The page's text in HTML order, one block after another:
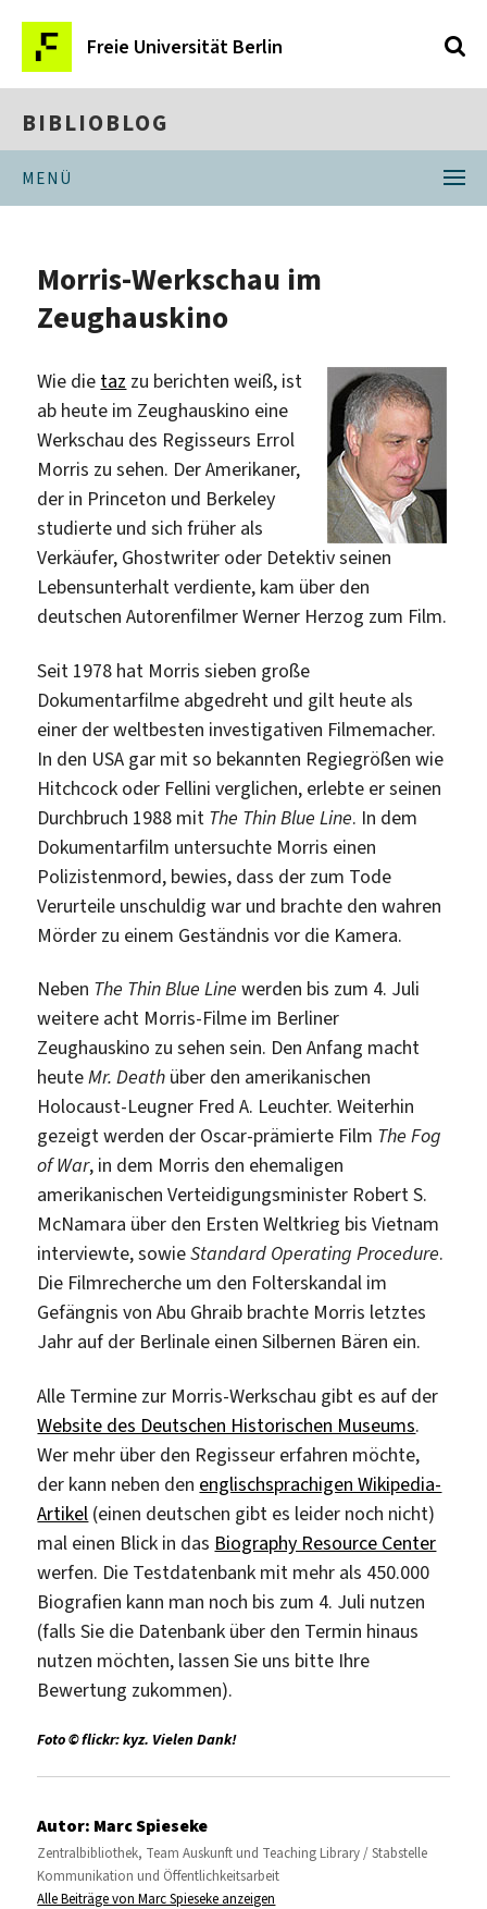
Freie Universität Berlin
BIBLIOBLOG
MENÜ
Morris-Werkschau im
Zeughauskino
Wie die taz zu berichten weiß, ist
ab heute im Zeughauskino eine
Werkschau des Regisseurs Errol
Morris zu sehen. Der Amerikaner,
der in Princeton und Berkeley
studierte und sich früher als
Verkäufer, Ghostwriter oder Detektiv seinen
Lebensunterhalt verdiente, kam über den
deutschen Autorenfilmer Werner Herzog zum Film.
Seit 1978 hat Morris sieben große
Dokumentarfilme abgedreht und gilt heute als
einer der weltbesten investigativen Filmemacher.
In den USA gar mit so bekannten Regiegrößen wie
Hitchcock oder Fellini verglichen, erlebte er seinen
Durchbruch 1988 mit The Thin Blue Line. In dem
Dokumentarfilm untersuchte Morris einen
Polizistenmord, bewies, dass der zum Tode
Verurteile unschuldig war und brachte den wahren
Mörder zu einem Geständnis vor die Kamera.
Neben The Thin Blue Linewerden bis zum 4. Juli
weitere acht Morris-Filme im Berliner
Zeughauskino zu sehen sein. Den Anfang macht
heuteMr. Death über den amerikanischen
Holocaust-Leugner Fred A. Leuchter. Weiterhin
gezeigt werden der Oscar-prämierte Film The Fog
of War, in dem Morris den ehemaligen
amerikanischen Verteidigungsminister Robert S.
McNamara über den Ersten Weltkrieg bis Vietnam
interviewte, sowieStandard Operating Procedure.
Die Filmrecherche um den Folterskandal im
Gefängnis von Abu Ghraib brachte Morris letztes
Jahr auf der Berlinale einen Silbernen Bären ein.
Alle Termine zur Morris-Werkschau gibt es auf der
Website des Deutschen Historischen Museums.
Wer mehr über den Regisseur erfahren möchte,
der kann neben den englischsprachigen Wikipedia-
Artikel (einen deutschen gibt es leider noch nicht)
mal einen Blick in das Biography Resource Center
werfen. Die Testdatenbank mit mehr als 450.000
Biografien kann man noch bis zum 4. Juli nutzen
(falls Sie die Datenbank über den Termin hinaus
nutzen möchten, lassen Sie uns bitte Ihre
Bewertung zukommen).
Foto © flickr: kyz. Vielen Dank!
Autor: Marc Spieseke
Zentralbibliothek, Team Auskunft und Teaching Library / Stabstelle
Kommunikation und Öffentlichkeitsarbeit
Alle Beiträge von Marc Spieseke anzeigen